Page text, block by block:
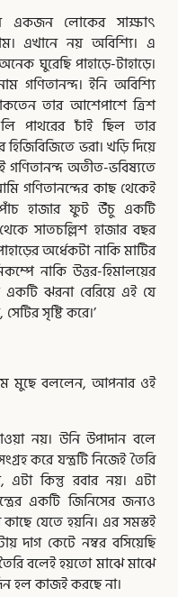
একজন লোকের সাক্ষাৎ
এখানে নয় অবিশ্যি। এ
ঘুরেছি পাহাড়ে-টাহাড়ে।
গণিতানন্দ। ইনি অবিশ্যি
তার আশেপাশে ত্রিশ
পাথরের চাঁই ছিল তার
ভরা। খড়ি দিয়ে
গণিতানন্দ অতীত-ভবিষ্যতে
গণিতানন্দের কাছ থেকেই
পাঁচ হাজার ফুট উঁচু একটি
সাতচল্লিশ হাজার বছর
অর্ধেকটা নাকি মাটির
নাকি উত্তর-হিমালয়ের
ঝরনা বেরিয়ে এই যে
সৃষ্টি করে।’
মুছে বললেন, আপনার ওই
নয়। উনি উপাদান বলে
করে যন্ত্রটি নিজেই তৈরি
এটা কিন্তু রবার নয়। এটা
একটি জিনিসের জন্যও
যেতে হয়নি। এর সমস্তই
দাগ কেটে নম্বর বসিয়েছি
বলেই হয়তো মাঝে মাঝে
হল কাজই করছে না।